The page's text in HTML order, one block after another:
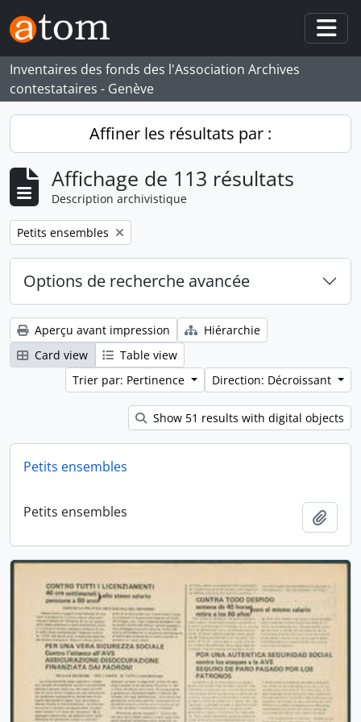
Skip to main content
Inventaires des fonds des l'Association Archives
contestataires - Genève
Affiner les résultats par :
Affichage de 113 résultats
Description archivistique
Remove filter:
Petits ensembles
Options de recherche avancée
Aperçu avant impression
Hiérarchie
Card view
Table view
Trier par: Pertinence
Direction: Décroissant
Show 51 results with digital objects
Petits ensembles
Petits ensembles